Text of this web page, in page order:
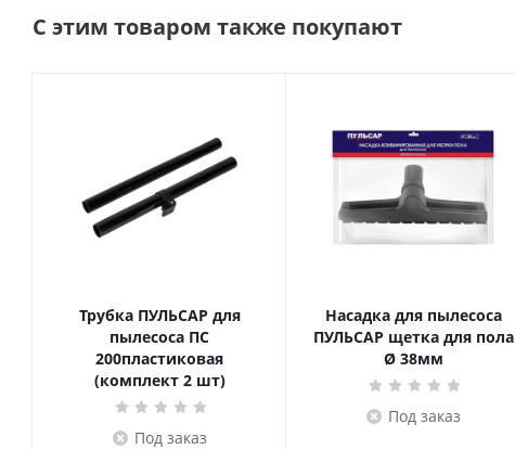
С этим товаром также покупают
Трубка ПУЛЬСАР для
пылесоса ПС
200пластиковая
(комплект 2 шт)
Под заказ
Насадка для пылесоса
ПУЛЬСАР щетка для пола
Ø 38мм
Под заказ